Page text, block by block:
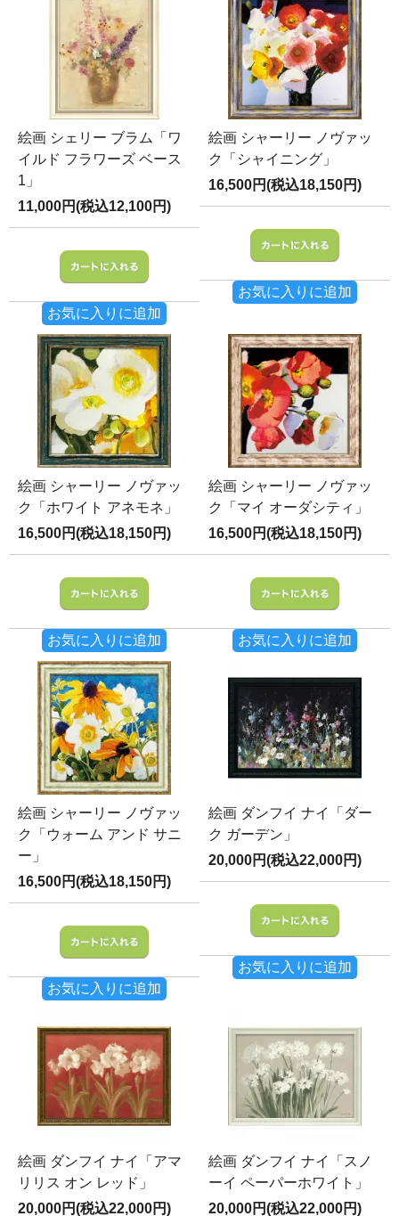
絵画 シェリー ブラム「ワ
イルド フラワーズ ベース
1」
11,000円(税込12,100円)
お気に入りに追加
絵画 シャーリー ノヴァッ
ク「シャイニング」
16,500円(税込18,150円)
お気に入りに追加
絵画 シャーリー ノヴァッ
ク「ホワイト アネモネ」
16,500円(税込18,150円)
お気に入りに追加
絵画 シャーリー ノヴァッ
ク「マイ オーダシティ」
16,500円(税込18,150円)
お気に入りに追加
絵画 シャーリー ノヴァッ
ク「ウォーム アンド サニ
ー」
16,500円(税込18,150円)
お気に入りに追加
絵画 ダンフイ ナイ「ダー
ク ガーデン」
20,000円(税込22,000円)
お気に入りに追加
絵画 ダンフイ ナイ「アマ
リリス オン レッド」
20,000円(税込22,000円)
絵画 ダンフイ ナイ「スノ
ーイ ペーパーホワイト」
20,000円(税込22,000円)